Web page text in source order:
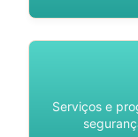
Serviços e